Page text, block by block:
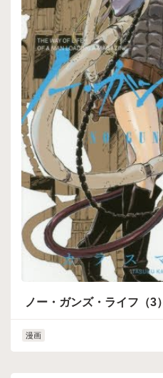
ノー・ガンズ・ライフ（3）
漫画